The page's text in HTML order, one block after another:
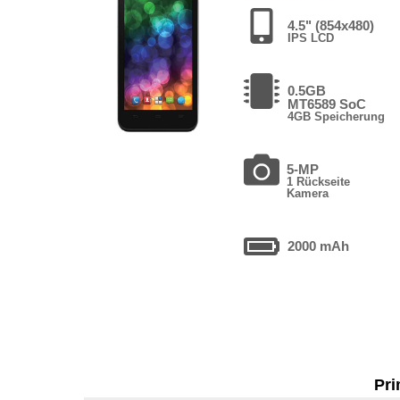
4.5" (854x480)
IPS LCD
0.5GB
MT6589 SoC
4GB Speicherung
5-MP
1 Rückseite
Kamera
2000 mAh